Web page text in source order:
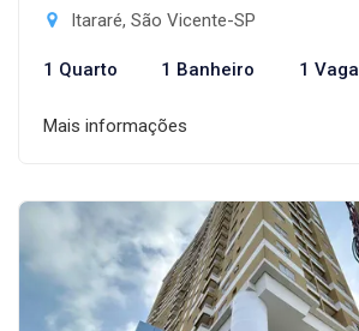
Itararé, São Vicente-SP
1 Quarto 1 Banheiro 1 Vaga
Mais informações